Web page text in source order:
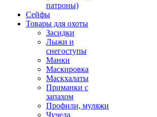
патроны)
Сейфы
Товары для охоты
Засидки
Лыжи и
снегоступы
Манки
Маскировка
Маскхалаты
Приманки с
запахом
Профили, муляжи
Чучела